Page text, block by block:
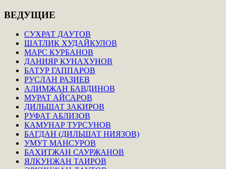
ВЕДУЩИЕ
СУХРАТ ДАУТОВ
ШАТЛИК ХУДАЙКУЛОВ
МАРС КУРБАНОВ
ДАНИЯР КУНАХУНОВ
БАТУР ГАППАРОВ
РУСЛАН РАЗИЕВ
АЛИМЖАН БАВДИНОВ
МУРАТ АЙСАРОВ
ДИЛЬШАТ ЗАКИРОВ
РУФАТ АБЛИЗОВ
КАМУНАР ТУРСУНОВ
БАГДАН (ДИЛЬШАТ НИЯЗОВ)
УМУТ МАНСУРОВ
БАХИТЖАН САУРЖАНОВ
ЯЛКУНЖАН ТАИРОВ